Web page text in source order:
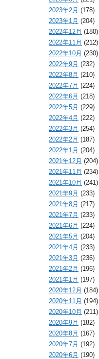
2023年2月 (178)
2023年1月 (204)
2022年12月 (180)
2022年11月 (212)
2022年10月 (230)
2022年9月 (232)
2022年8月 (210)
2022年7月 (224)
2022年6月 (218)
2022年5月 (229)
2022年4月 (222)
2022年3月 (254)
2022年2月 (187)
2022年1月 (204)
2021年12月 (204)
2021年11月 (234)
2021年10月 (241)
2021年9月 (233)
2021年8月 (217)
2021年7月 (233)
2021年6月 (224)
2021年5月 (204)
2021年4月 (233)
2021年3月 (236)
2021年2月 (196)
2021年1月 (197)
2020年12月 (184)
2020年11月 (194)
2020年10月 (211)
2020年9月 (182)
2020年8月 (167)
2020年7月 (192)
2020年6月 (190)